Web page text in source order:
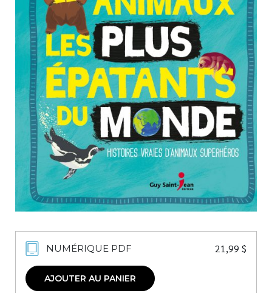
Nouveautés
Numérique
Livres audio
Meilleurs vendeurs
Page vedette
AUTEURS
À PROPOS
CONTACT
NUMÉRIQUE PDF 21,99 $
AJOUTER AU PANIER